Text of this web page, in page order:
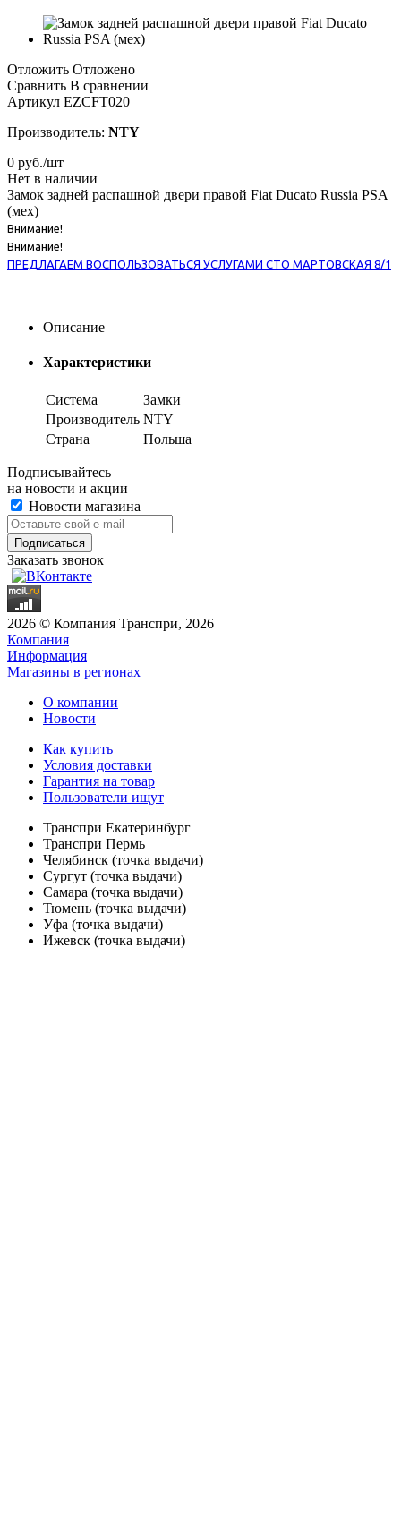
Отложить Отложено
Сравнить В сравнении
Артикул EZCFT020
Производитель: NTY
0 руб./шт
Нет в наличии
Замок задней распашной двери правой Fiat Ducato Russia PSA
(мех)
Внимание!
Внимание!
ПРЕДЛАГАЕМ ВОСПОЛЬЗОВАТЬСЯ УСЛУГАМИ СТО МАРТОВСКАЯ 8/1
Описание
Характеристики
Система
Замки
Производитель NTY
Страна
Польша
Подписывайтесь
на новости и акции
Новости магазина
Заказать звонок
2026 © Компания Транспри, 2026
Компания
Информация
Магазины в регионах
О компании
Новости
Как купить
Условия доставки
Гарантия на товар
Пользователи ищут
Транспри Екатеринбург
Транспри Пермь
Челябинск (точка выдачи)
Сургут (точка выдачи)
Самара (точка выдачи)
Тюмень (точка выдачи)
Уфа (точка выдачи)
Ижевск (точка выдачи)